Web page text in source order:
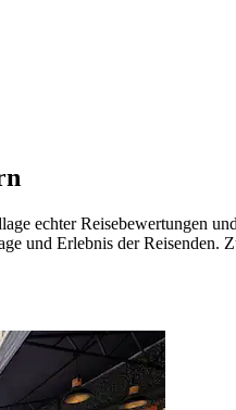
echter Reisebewertungen
und Erlebnis der Reisenden.